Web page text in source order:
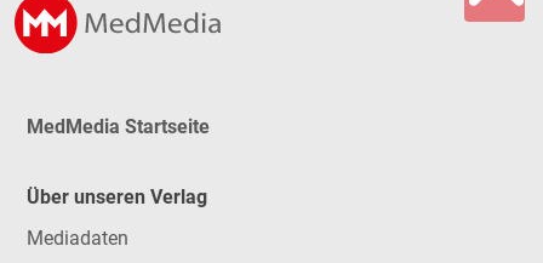
MedMedia Startseite
Über unseren Verlag
Mediadaten